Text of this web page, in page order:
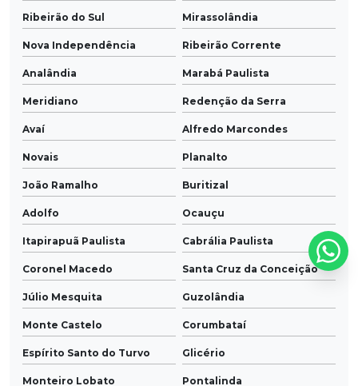
Ribeirão do Sul Mirassolândia
Nova Independência Ribeirão Corrente
Analândia Marabá Paulista
Meridiano Redenção da Serra
Avaí Alfredo Marcondes
Novais Planalto
João Ramalho Buritizal
Adolfo Ocauçu
Itapirapuã Paulista Cabrália Paulista
Coronel Macedo Santa Cruz da Conceição
Júlio Mesquita Guzolândia
Monte Castelo Corumbataí
Espírito Santo do Turvo Glicério
Monteiro Lobato Pontalinda